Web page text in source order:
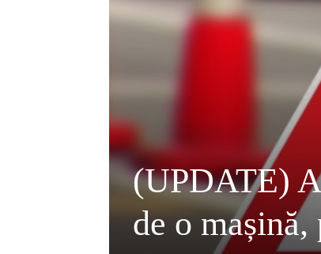
(UPDATE)
de o